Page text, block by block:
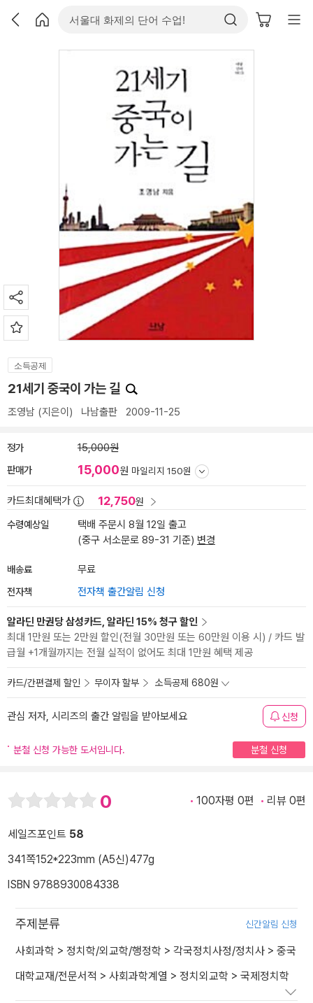
소득공제
21세기 중국이 가는 길
조영남 (지은이) 나남출판 2009-11-25
정가 15,000원
판매가 15,000원 마일리지 150원
카드최대혜택가 12,750원
수령예상일
택배 주문시 8월 12일 출고
(중구 서소문로 89-31 기준) 변경
배송료 무료
전자책 전자책 출간알림 신청
알라딘 만권당 삼성카드, 알라딘 15% 청구 할인
최대 1만원 또는 2만원 할인(전월 30만원 또는 60만원 이용 시) / 카드 발
급월 +1개월까지는 전월 실적이 없어도 최대 1만원 혜택 제공
카드/간편결제 할인 무이자 할부 소득공제 680원
관심 저자, 시리즈의 출간 알림을 받아보세요 신청
분철 신청 가능한 도서입니다. 분철 신청
0 100자평 0편 리뷰 0편
세일즈포인트 58
341쪽152*223mm (A5신)477g
ISBN 9788930084338
주제분류 신간알림 신청
사회과학 > 정치학/외교학/행정학 > 각국정치사정/정치사 > 중국
대학교재/전문서적 > 사회과학계열 > 정치외교학 > 국제정치학